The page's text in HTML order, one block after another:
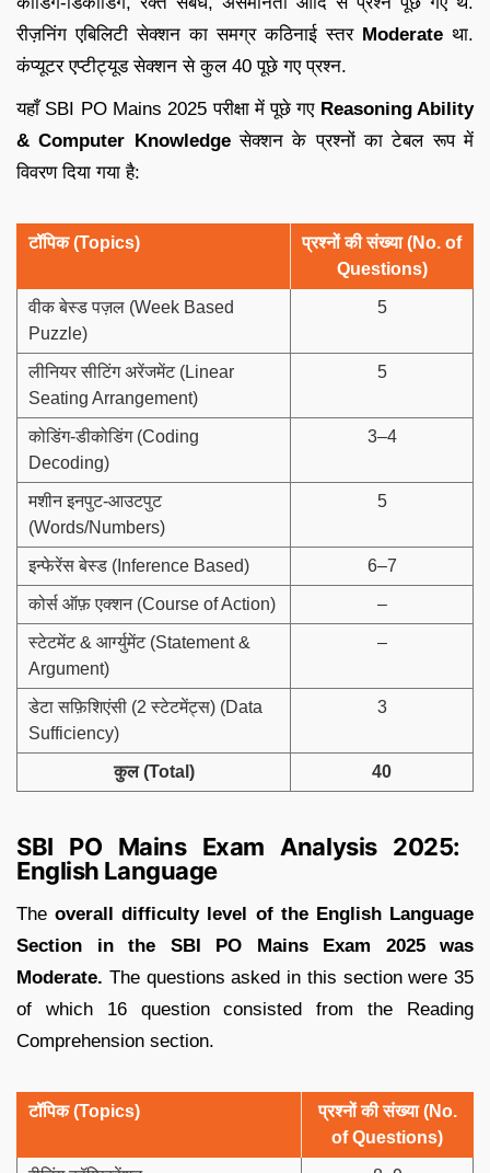
रीज़निंग एबिलिटी सेक्शन का समग्र कठिनाई स्तर Moderate था.
कंप्यूटर एप्टीट्यूड सेक्शन से कुल 40 पूछे गए प्रश्न.
यहाँ SBI PO Mains 2025 परीक्षा में पूछे गए Reasoning Ability
& Computer Knowledgeसेक्शन के प्रश्नों का टेबल रूप में
विवरण दिया गया है:
टॉपिक (Topics)
प्रश्नों की संख्या (No. of
Questions)
वीक बेस्ड पज़ल (Week Based
Puzzle)
5
लीनियर सीटिंग अरेंजमेंट (Linear
Seating Arrangement)
5
कोडिंग-डीकोडिंग (Coding
Decoding)
3–4
मशीन इनपुट-आउटपुट
(Words/Numbers)
5
इन्फेरेंस बेस्ड (Inference Based) 6–7
कोर्स ऑफ़ एक्शन (Course of Action) –
स्टेटमेंट & आर्ग्युमेंट (Statement &
Argument)
–
डेटा सफ़िशिएंसी (2 स्टेटमेंट्स) (Data
Sufficiency)
3
कुल (Total) 40
SBI PO Mains Exam Analysis 2025:
English Language
Theoverall difficulty level of the English Language
Section in the SBI PO Mains Exam 2025 was
Moderate. The questions asked in this section were 35
of which 16 question consisted from the Reading
Comprehension section.
टॉपिक (Topics)
प्रश्नों की संख्या (No.
of Questions)